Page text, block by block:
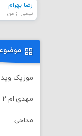
رضا بهرام
نیمی از من
موزیک
مهدی ام ۲
مداحی